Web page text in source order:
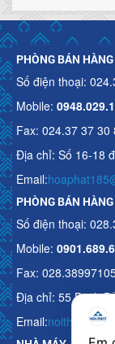
PHÒNG BÁN
Số điện thoại:
Mobile:
Fax: 024.37 37 30
Địa chỉ: Số 16-18
Email:
PHÒNG BÁN
Số điện thoại:
Mobile:
Fax:
Địa chỉ: 55 Bạch
Email: